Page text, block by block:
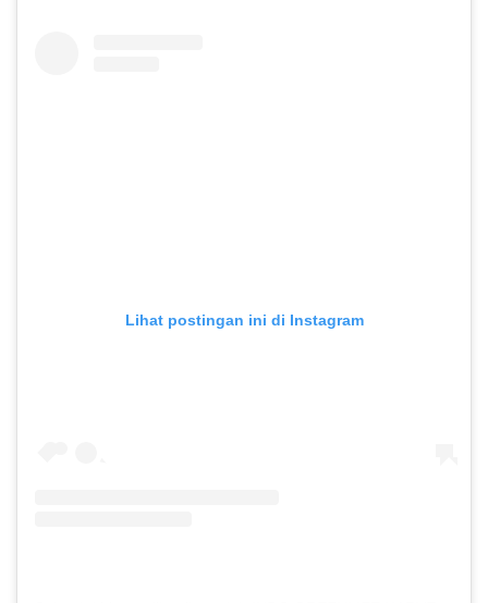
Lihat postingan ini di Instagram